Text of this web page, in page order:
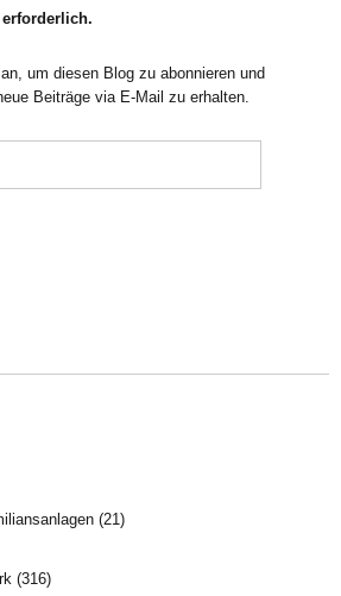
um diesen Blog zu abonnieren und
Beiträge via E-Mail zu erhalten.
(21)
(316)